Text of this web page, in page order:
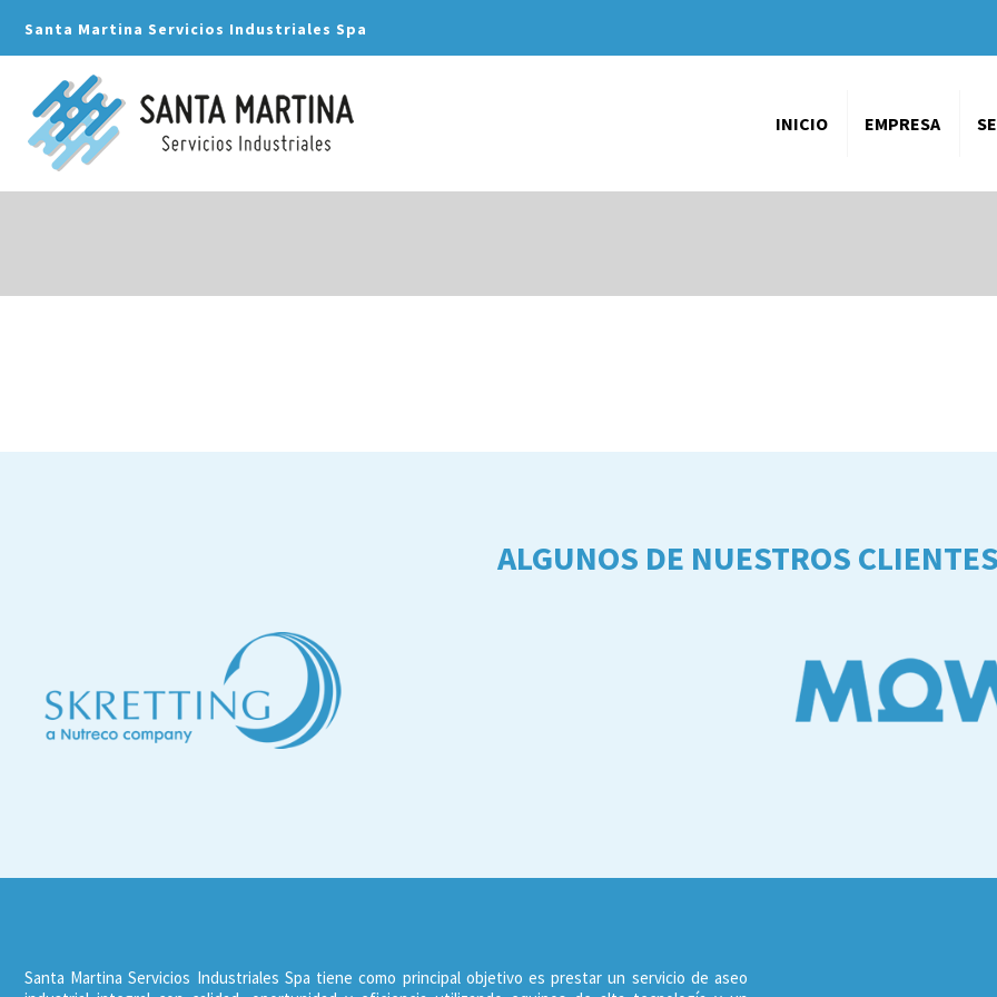
Santa Martina Servicios Industriales Spa
INICIO EMPRESA
ALGUNOS DE NUESTROS
Santa Martina Servicios Industriales Spa tiene como principal objetivo es prestar un servicio de aseo